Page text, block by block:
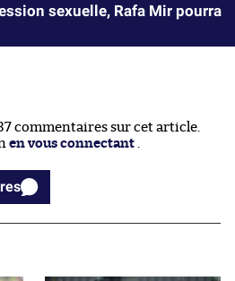
sexuelle, Rafa Mir pourra
commentaires sur cet article.
en vous connectant